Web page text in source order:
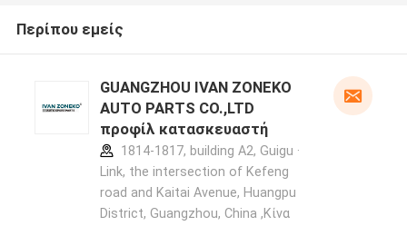
Περίπου εμείς
GUANGZHOU IVAN ZONEKO
AUTO PARTS CO.,LTD
προφίλ κατασκευαστή
1814-1817, building A2, Guigu ·
Link, the intersection of Kefeng
road and Kaitai Avenue, Huangpu
District, Guangzhou, China ,Κίνα